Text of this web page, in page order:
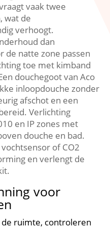
vaak twee
wat de
verhoogt.​
dan
de natte zone passen
toe met kimband
douchegoot van Aco
inloopdouche zonder
afschot en een
Verlichting
en IP zones met
douche en bad.​
of CO2
en verlengt de
voor
ruimte, controleren